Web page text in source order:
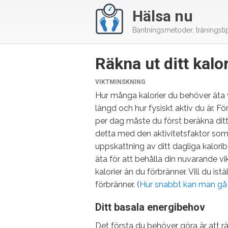
Hälsa nu
Bantningsmetoder,
Räkna ut ditt
KATEGORIER
VIKTMINSKNING
Hur många kalorier du behöver
längd och hur fysiskt aktiv du är.
per dag måste du först beräkna
detta med den aktivitetsfaktor
uppskattning av ditt dagliga
äta för att behålla din nuvarande
kalorier än du förbränner. Vill du
förbränner. (Hur snabbt kan man
Ditt basala energibehov
Det första du behöver göra är att